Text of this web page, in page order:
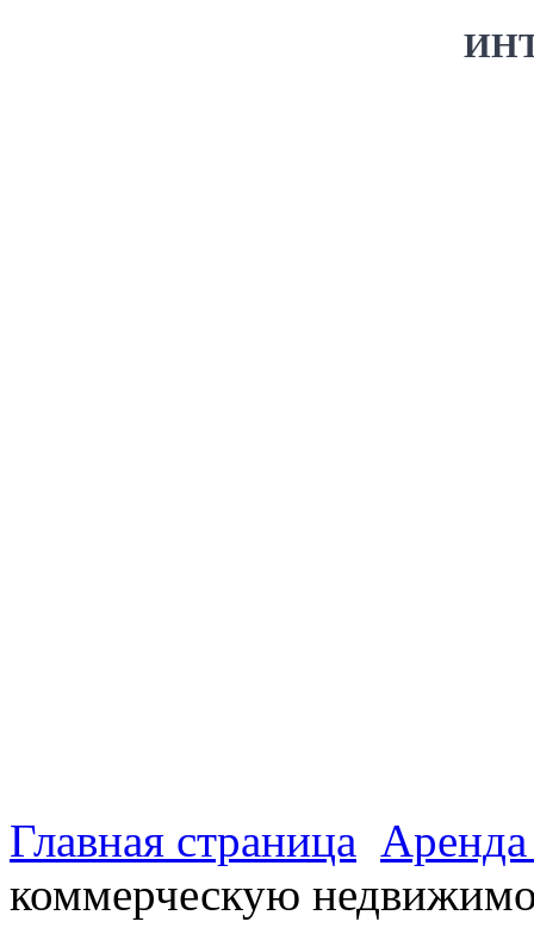
Главная страница
коммерческую